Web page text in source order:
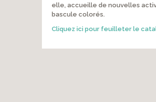
elle, accueille de nouvelles
bascule colorés.
Cliquez ici pour feuilleter le